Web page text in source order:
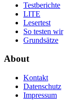
Testberichte
LITE
Lesertest
So testen wir
Grundsätze
About
Kontakt
Datenschutz
Impressum